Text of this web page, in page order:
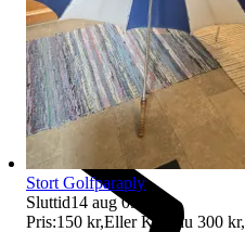
Stort Golfparaply
Sluttid14 aug 09:16
Pris:150 kr,Eller Köp nu 300 kr,